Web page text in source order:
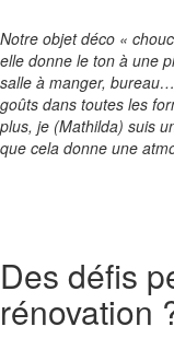
Notre objet déco «
elle donne le ton à une
salle à manger,
goûts dans toutes les
plus, je (Mathilda) suis
que cela donne une
Des défis
rénovation